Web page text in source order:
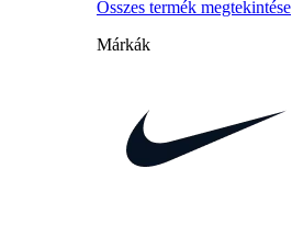
Összes termék megtekintése
Márkák